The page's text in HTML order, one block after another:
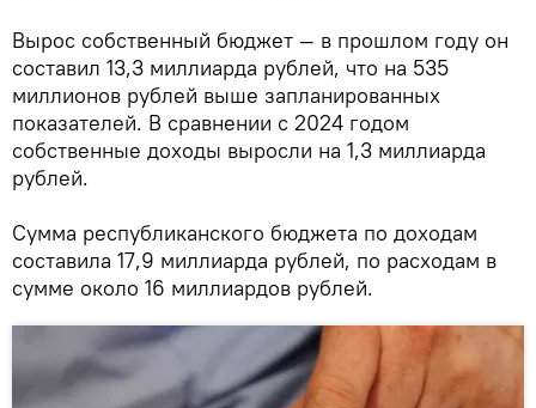
Вырос собственный бюджет — в прошлом году он
составил 13,3 миллиарда рублей, что на 535
миллионов рублей выше запланированных
показателей. В сравнении с 2024 годом
собственные доходы выросли на 1,3 миллиарда
рублей.
Сумма республиканского бюджета по доходам
составила 17,9 миллиарда рублей, по расходам в
сумме около 16 миллиардов рублей.